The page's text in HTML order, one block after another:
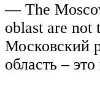
— The
oblast are not
Московский
область –